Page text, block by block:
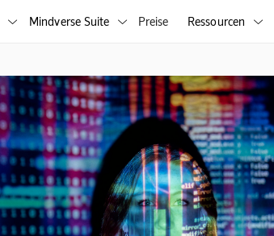
 Mindverse Suite  Preise Ressourcen 